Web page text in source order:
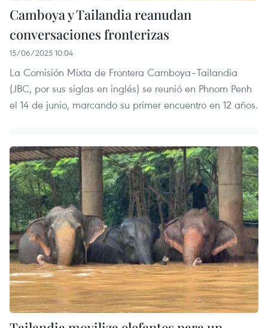
Camboya y Tailandia reanudan
conversaciones fronterizas
15/06/2025 10:04
La Comisión Mixta de Frontera Camboya–Tailandia
(JBC, por sus siglas en inglés) se reunió en Phnom Penh
el 14 de junio, marcando su primer encuentro en 12 años.